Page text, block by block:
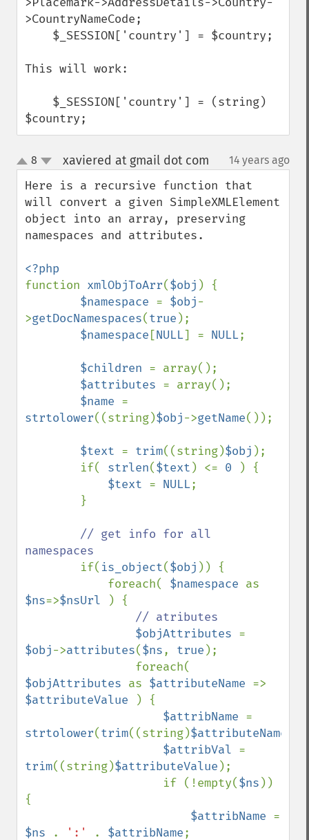
>CountryNameCode;
This will work:
$country;
up
down
8 xaviered at gmail dot com 14 years ago
Here is a recursive function that
will convert a given SimpleXMLElement
object into an array, preserving
namespaces and attributes.
function xmlObjToArr($obj ) {
$namespace = $obj-
>getDocNamespaces(true );
$namespace [NULL] = NULL;
$children = array();
$attributes = array();
$name
strtolower((string)$obj->getName());
$text = trim((string)$obj );
        if(
strlen($text ) <= 0
) {
$text = NULL;
// get info for all
namespaces
if( is_object($obj )) {
            foreach(
$namespace
$ns=>$nsUrl
) {
// atributes
$objAttributes
$obj->attributes($ns, true );
$objAttributes as $attributeName
$attributeValue
) {
$attribName
strtolower(trim((string)$attributeName
$attribVal
trim((string)$attributeValue );
                    if (!empty(
$ns ))
{
$attribName
$ns
. ':' . $attribName;